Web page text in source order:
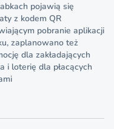
pojawią się
z kodem QR
pobranie aplikacji
zaplanowano też
dla zakładających
i loterię dla płacących